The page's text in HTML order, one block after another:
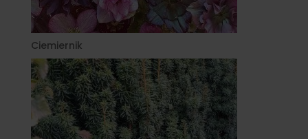
Ciemiernik